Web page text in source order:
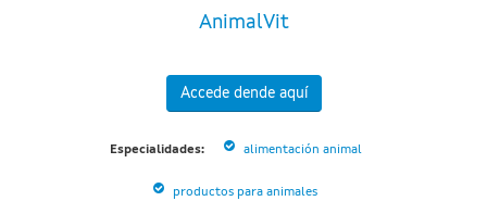
AnimalVit
Accede dende aquí
Especialidades: alimentación animal
productos para animales